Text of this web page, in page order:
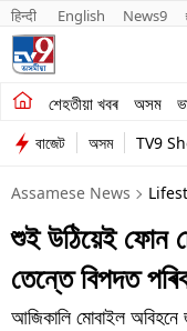
हिन्दी English News9
শেহতীয়া খবৰ অসম
শেহতীয়া খবৰ
অসম
ভাৰত
মনোৰঞ্জন
ব্যৱসায়
বাজেট অসম TV9
Assamese News
শুই উঠিয়েই ফোন
তেন্তে বিপদত
আজিকালি মোবাইল অবিহনে